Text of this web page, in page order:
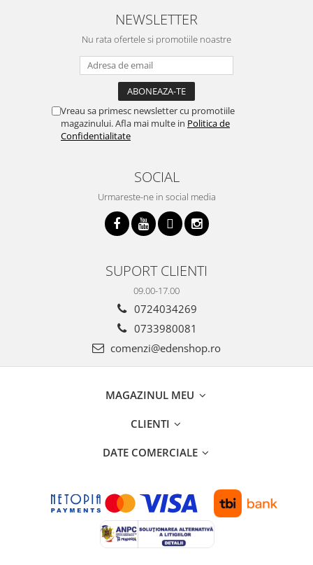
NEWSLETTER
Nu rata ofertele si promotiile noastre
Vreau sa primesc newsletter cu promotiile
magazinului. Afla mai multe in Politica de
Confidentialitate
SOCIAL
Urmareste-ne in social media
SUPORT CLIENTI
09.00-17.00
0724034269
0733980081
comenzi@edenshop.ro
MAGAZINUL MEU
CLIENTI
DATE COMERCIALE